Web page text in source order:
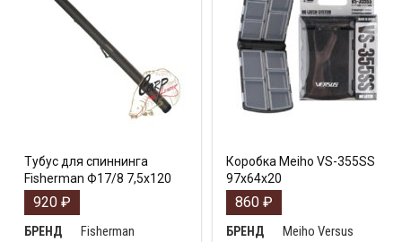
Тубус для спиннинга
Fisherman Ф17/8 7,5х120
920 ₽
БРЕНД Fisherman
Коробка Meiho VS-355SS
97х64х20
860 ₽
БРЕНД Meiho Versus